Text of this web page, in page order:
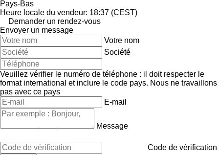
Pays-Bas
Heure locale du vendeur: 18:37 (CEST)
Demander un rendez-vous
Envoyer un message
Votre nom
Société
Veuillez vérifier le numéro de téléphone : il doit respecter le
format international et inclure le code pays. Nous ne travaillons
pas avec ce pays
E-mail
Message
Code de vérification